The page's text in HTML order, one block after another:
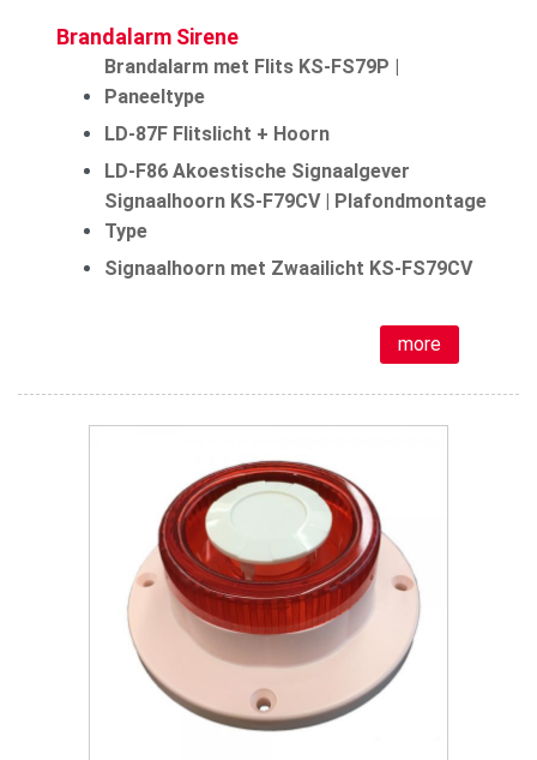
Brandalarm Sirene
Brandalarm met Flits KS-FS79P |
Paneeltype
LD-87F Flitslicht + Hoorn
LD-F86 Akoestische Signaalgever
Signaalhoorn KS-F79CV | Plafondmontage
Type
Signaalhoorn met Zwaailicht KS-FS79CV
more